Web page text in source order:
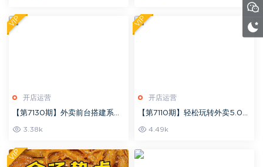
开店运营
【第7130期】外卖前台搭建系列
｜商品管理设置，18节详解实操
3.38k
VIP
开店运营
【第7110期】轻松玩转外卖5.0高
评分技巧，超详实操，单量轻松
4.49k
VIP
VIP